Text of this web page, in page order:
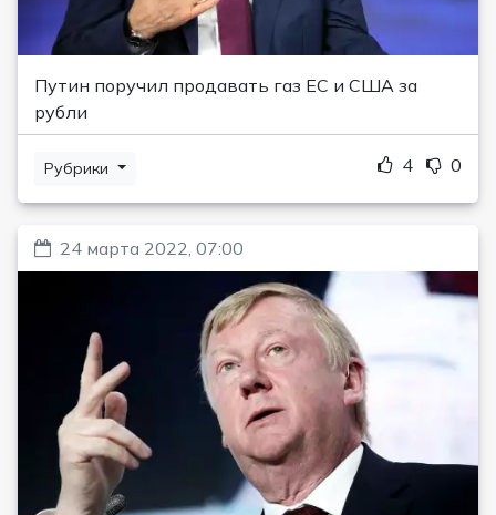
Путин поручил продавать газ ЕС и США за
рубли
Рубрики 4 0
24 марта 2022, 07:00